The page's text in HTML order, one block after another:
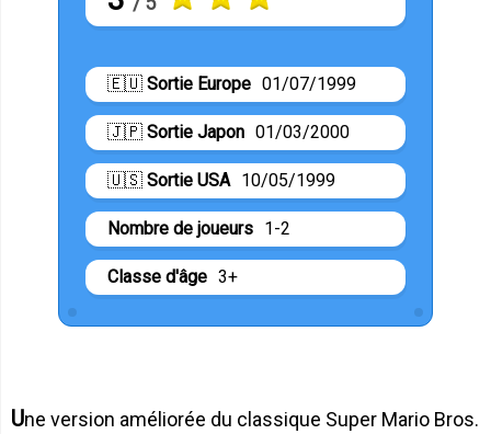
🇪🇺 Sortie Europe 01/07/1999
🇯🇵 Sortie Japon 01/03/2000
🇺🇸 Sortie USA 10/05/1999
Nombre de joueurs 1-2
Classe d'âge 3+
Une version améliorée du classique Super Mario Bros.